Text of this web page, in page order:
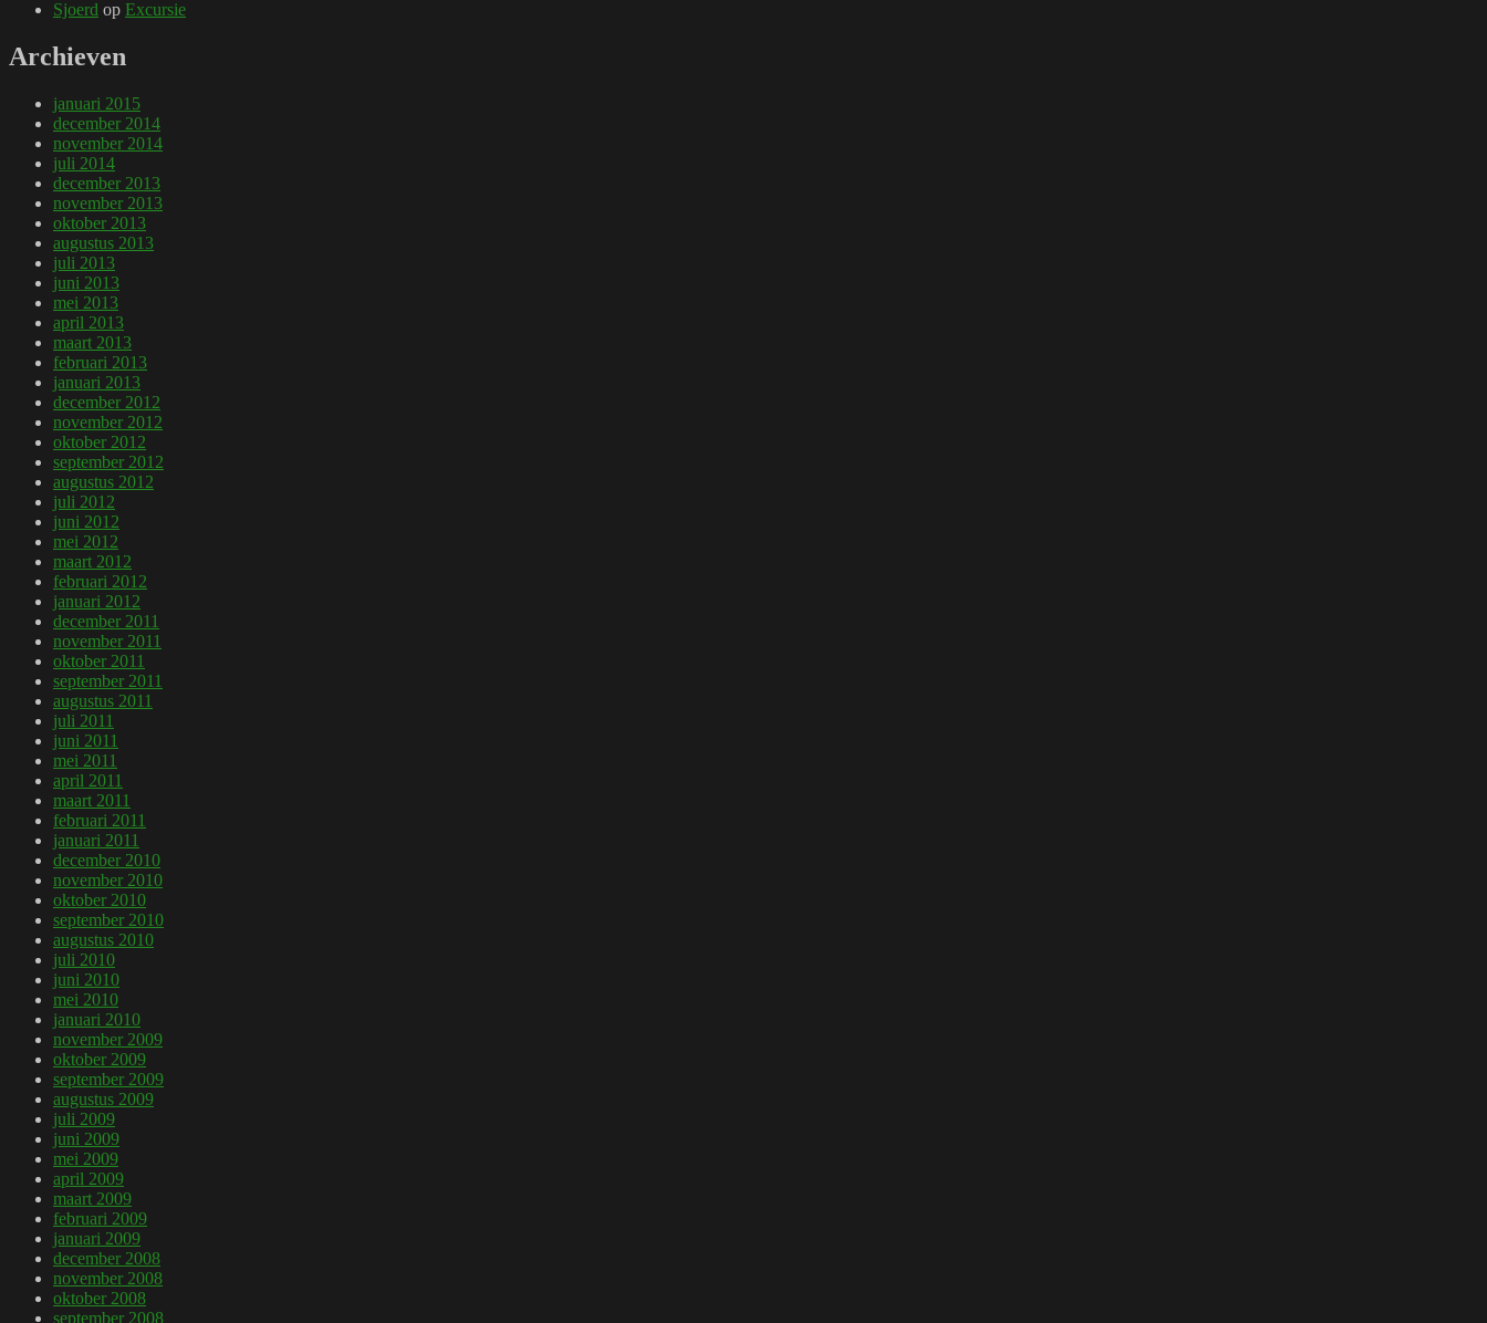
Sjoerd op Excursie
Archieven
januari 2015
december 2014
november 2014
juli 2014
december 2013
november 2013
oktober 2013
augustus 2013
juli 2013
juni 2013
mei 2013
april 2013
maart 2013
februari 2013
januari 2013
december 2012
november 2012
oktober 2012
september 2012
augustus 2012
juli 2012
juni 2012
mei 2012
maart 2012
februari 2012
januari 2012
december 2011
november 2011
oktober 2011
september 2011
augustus 2011
juli 2011
juni 2011
mei 2011
april 2011
maart 2011
februari 2011
januari 2011
december 2010
november 2010
oktober 2010
september 2010
augustus 2010
juli 2010
juni 2010
mei 2010
januari 2010
november 2009
oktober 2009
september 2009
augustus 2009
juli 2009
juni 2009
mei 2009
april 2009
maart 2009
februari 2009
januari 2009
december 2008
november 2008
oktober 2008
september 2008